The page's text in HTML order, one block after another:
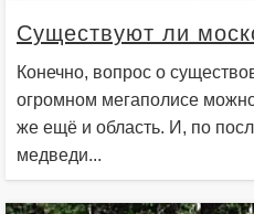
Существуют ли
Конечно, вопрос о
огромном мегаполисе
же ещё и область. И, по
медведи...